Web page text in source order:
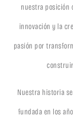
nuestra posición
innovación y la
pasión por
Nuestra historia
fundada en los